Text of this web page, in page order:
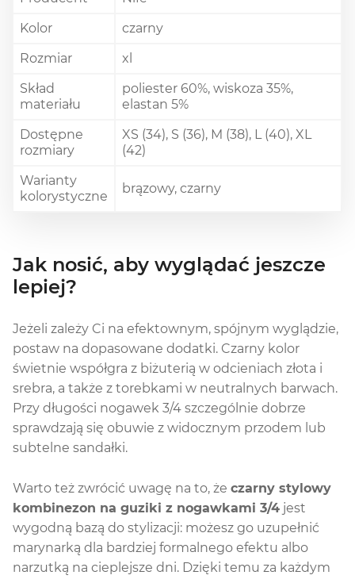
Kolor
czarny
Rozmiar
xl
Skład
materiału
poliester 60%, wiskoza 35%,
elastan 5%
Dostępne
rozmiary
XS (34), S (36), M (38), L (40), XL
(42)
Warianty
kolorystyczne
brązowy, czarny
Jak nosić, aby wyglądać jeszcze
lepiej?
Jeżeli zależy Ci na efektownym, spójnym wyglądzie,
postaw na dopasowane dodatki. Czarny kolor
świetnie współgra z biżuterią w odcieniach złota i
srebra, a także z torebkami w neutralnych barwach.
Przy długości nogawek 3/4 szczególnie dobrze
sprawdzają się obuwie z widocznym przodem lub
subtelne sandałki.
Warto też zwrócić uwagę na to, że czarny stylowy
kombinezon na guziki z nogawkami 3/4 jest
wygodną bazą do stylizacji: możesz go uzupełnić
marynarką dla bardziej formalnego efektu albo
narzutką na cieplejsze dni. Dzięki temu za każdym